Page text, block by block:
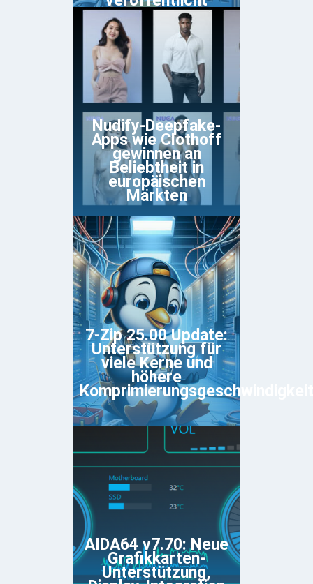
Nudify-Deepfake-
Apps wie Clothoff
gewinnen an
Beliebtheit in
europäischen
Märkten
7-Zip 25.00 Update:
Unterstützung für
viele Kerne und
höhere
Komprimierungsgeschwindigkeit
AIDA64 v7.70: Neue
Grafikkarten-
Unterstützung,